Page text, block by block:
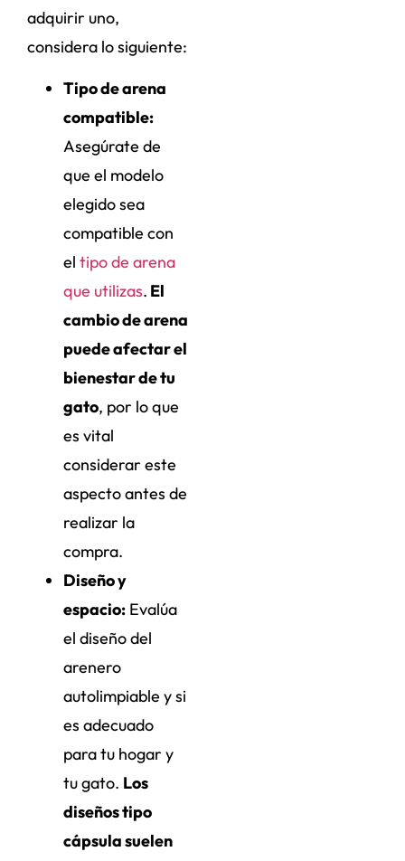
adquirir uno,
considera lo siguiente:
Tipo de arena
compatible:
Asegúrate de
que el modelo
elegido sea
compatible con
el tipo de arena
que utilizas. El
cambio de arena
puede afectar el
bienestar de tu
gato, por lo que
es vital
considerar este
aspecto antes de
realizar la
compra.
Diseño y
espacio: Evalúa
el diseño del
arenero
autolimpiable y si
es adecuado
para tu hogar y
tu gato. Los
diseños tipo
cápsula suelen